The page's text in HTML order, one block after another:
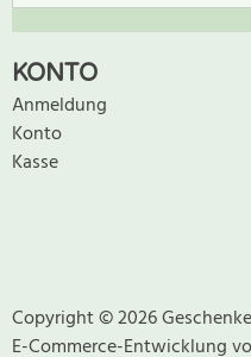
KONTO
Anmeldung
Konto
Kasse
Copyright © 2026
E-Commerce-Entwicklung